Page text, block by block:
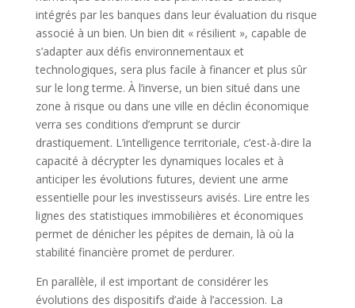
intégrés par les banques dans leur évaluation du risque
associé à un bien. Un bien dit « résilient », capable de
s’adapter aux défis environnementaux et
technologiques, sera plus facile à financer et plus sûr
sur le long terme. À l’inverse, un bien situé dans une
zone à risque ou dans une ville en déclin économique
verra ses conditions d’emprunt se durcir
drastiquement. L’intelligence territoriale, c’est-à-dire la
capacité à décrypter les dynamiques locales et à
anticiper les évolutions futures, devient une arme
essentielle pour les investisseurs avisés. Lire entre les
lignes des statistiques immobilières et économiques
permet de dénicher les pépites de demain, là où la
stabilité financière promet de perdurer.
En parallèle, il est important de considérer les
évolutions des dispositifs d’aide à l’accession. La